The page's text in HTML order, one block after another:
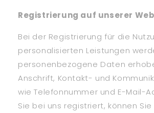
Registrierung auf unserer
Bei der Registrierung für die
personalisierten Leistungen
personenbezogene Daten
Anschrift, Kontakt- und
wie Telefonnummer und E-Mail-
Sie bei uns registriert, können